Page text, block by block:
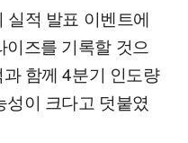
실적 발표 이벤트에
즈를 기록할 것으
함께 4분기 인도량
이 크다고 덧붙였